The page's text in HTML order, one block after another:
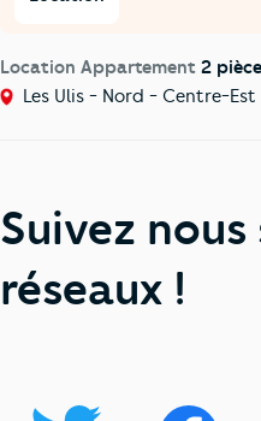
Location Appartement 2
Les Ulis - Nord - Centre-Est
Suivez nous
réseaux !